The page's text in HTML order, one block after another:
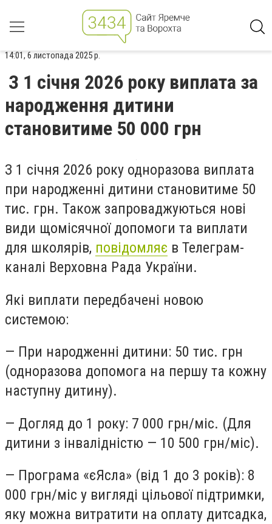
14:01, 6 листопада 2025 р.
З 1 січня 2026 року виплата за
народження дитини
становитиме 50 000 грн
З 1 січня 2026 року одноразова виплата
при народженні дитини становитиме 50
тис. грн. Також запроваджуються нові
види щомісячної допомоги та виплати
для школярів, повідомляє в Телеграм-
каналі Верховна Рада України.
Які виплати передбачені новою
системою:
— При народженні дитини: 50 тис. грн
(одноразова допомога на першу та кожну
наступну дитину).
— Догляд до 1 року: 7 000 грн/міс. (Для
дитини з інвалідністю — 10 500 грн/міс).
— Програма «єЯсла» (від 1 до 3 років): 8
000 грн/міс у вигляді цільової підтримки,
яку можна витратити на оплату дитсадка,